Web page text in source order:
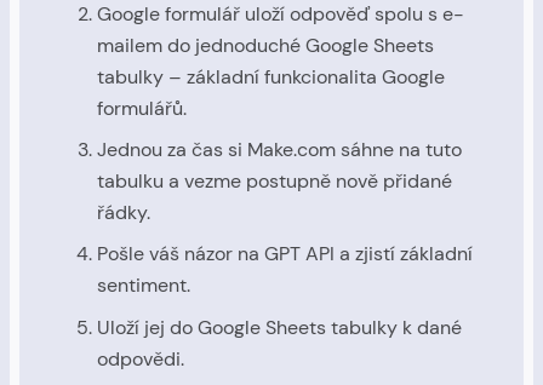
Google formulář uloží odpověď spolu s e-
mailem do jednoduché Google Sheets
tabulky – základní funkcionalita Google
formulářů.
Jednou za čas si Make.com sáhne na tuto
tabulku a vezme postupně nově přidané
řádky.
Pošle váš názor na GPT API a zjistí základní
sentiment.
Uloží jej do Google Sheets tabulky k dané
odpovědi.